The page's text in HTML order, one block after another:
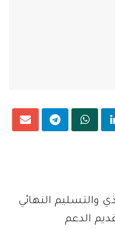
والتسليم النهائي
الدعم